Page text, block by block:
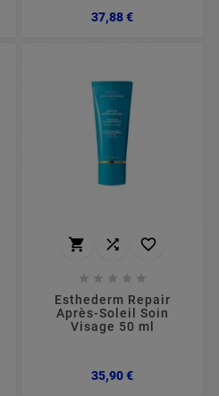
37,88 €Preço
  
    
Esthederm Repair
Après-Soleil Soin
Visage 50 ml
35,90 €Preço